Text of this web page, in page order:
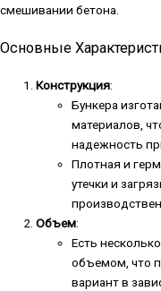
смешивании бетона.
Основные
Конструкция:
Бункера
материалов,
надежность
Плотная и
утечки и
Объем:
Есть
объемом, что
вариант в